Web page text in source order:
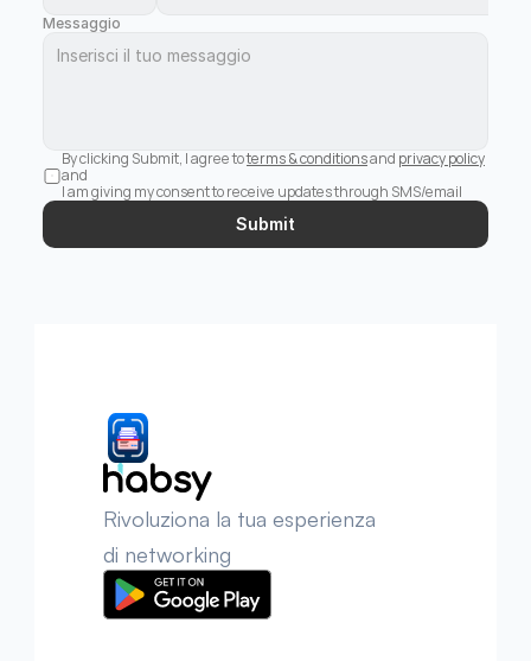
Messaggio
By clicking Submit, I agree to terms & conditions and privacy policy
and
I am giving my consent to receive updates through SMS/email
Submit
Rivoluziona la tua esperienza
di networking